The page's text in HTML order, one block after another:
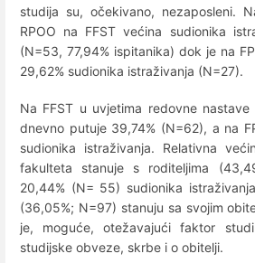
studija su, očekivano, nezaposleni.
RPOO na FFST većina sudionika
(N=53, 77,94% ispitanika) dok je na
29,62% sudionika istraživanja (N=27).
Na FFST u uvjetima redovne
dnevno putuje 39,74% (N=62), a na
sudionika istraživanja. Relativna
fakulteta stanuje s roditeljima
20,44% (N= 55) sudionika
(36,05%; N=97) stanuju sa svojim
je, moguće, otežavajući faktor
studijske obveze, skrbe i o obitelji.